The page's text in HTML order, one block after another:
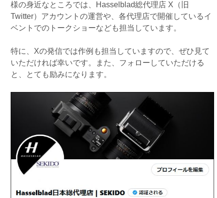
様の身近なところでは、Hasselblad総代理店 X（旧
Twitter）アカウントの運営や、各代理店で開催しているイ
ベントでのトークショーなども担当しています。
特に、Xの発信では作例も担当していますので、ぜひ見て
いただければ幸いです。また、フォローしていただける
と、とても励みになります。